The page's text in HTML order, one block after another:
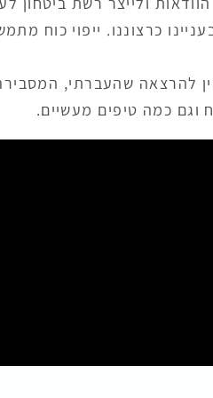
כרצוננו. ייפוי כוח
להרצאה שהעברתי,
וגם כמה טיפים מעשיים.